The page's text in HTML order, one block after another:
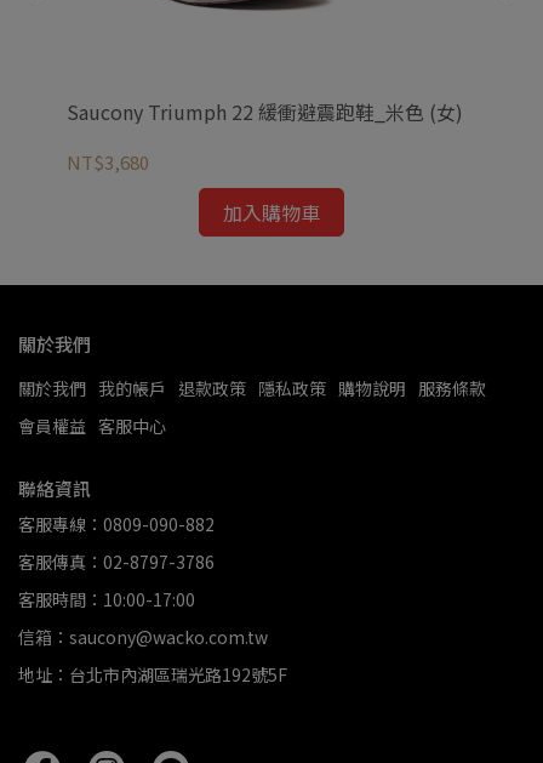
Saucony Triumph 22 緩衝避震跑鞋_米色 (女)
NT$3,680
加入購物車
關於我們
關於我們 我的帳戶 退款政策 隱私政策 購物說明 服務條款
會員權益 客服中心
聯絡資訊
客服專線：0809-090-882
客服傳真：02-8797-3786
客服時間：10:00-17:00
信箱：saucony@wacko.com.tw
地址：台北市內湖區瑞光路192號5F